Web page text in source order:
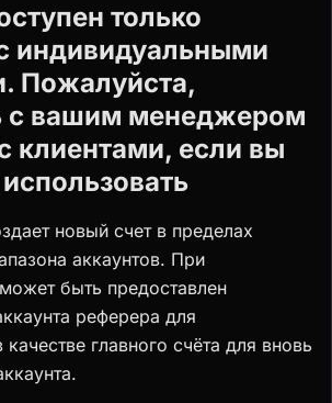
только
индивидуальными
Пожалуйста,
с вашим менеджером
клиентами, если вы
новый счет в пределах
аккаунтов. При
быть предоставлен
реферера для
главного счёта для вновь